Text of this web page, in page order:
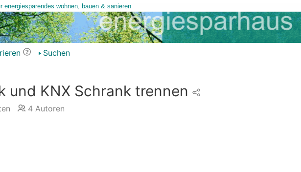
Suchen
und KNX Schrank trennen
4Autoren